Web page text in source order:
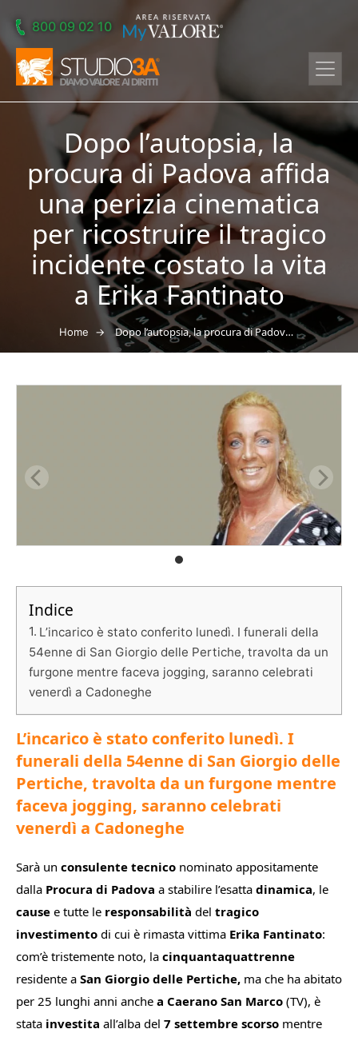
800 09 02 10
Dopo l’autopsia, la
procura di Padova affida
una perizia cinematica
per ricostruire il tragico
incidente costato la vita
a Erika Fantinato
Home → Dopo l’autopsia, la procura di Padova affida una perizia cinematica per ricostruire il tragico incidente costato la vita a Erika Fantinato
Indice
L’incarico è stato conferito lunedì. I funerali della
54enne di San Giorgio delle Pertiche, travolta da un
furgone mentre faceva jogging, saranno celebrati
venerdì a Cadoneghe
L’incarico è stato conferito lunedì. I
funerali della 54enne di San Giorgio delle
Pertiche, travolta da un furgone mentre
faceva jogging, saranno celebrati
venerdì a Cadoneghe
Sarà un consulente tecnico nominato appositamente
dalla Procura di Padova a stabilire l’esatta dinamica, le
cause e tutte le responsabilità del tragico
investimento di cui è rimasta vittima Erika Fantinato:
com’è tristemente noto, la cinquantaquattrenne
residente a San Giorgio delle Pertiche, ma che ha abitato
per 25 lunghi anni anche a Caerano San Marco (TV), è
stata investita all’alba del 7 settembre scorso mentre